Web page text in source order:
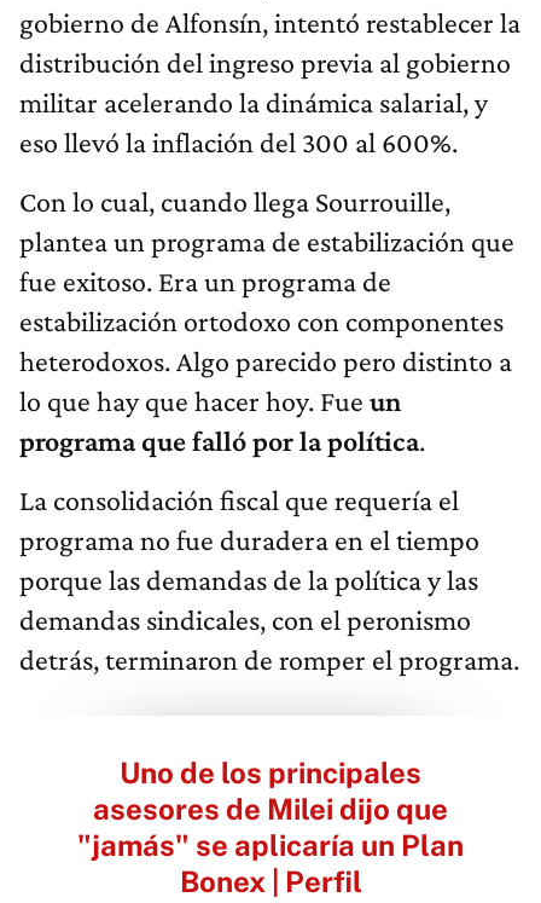
gobierno de Alfonsín, intentó restablecer la
distribución del ingreso previa al gobierno
militar acelerando la dinámica salarial, y
eso llevó la inflación del 300 al 600%.
Con lo cual, cuando llega Sourrouille,
plantea un programa de estabilización que
fue exitoso. Era un programa de
estabilización ortodoxo con componentes
heterodoxos. Algo parecido pero distinto a
lo que hay que hacer hoy. Fue un
programa que falló por la política.
La consolidación fiscal que requería el
programa no fue duradera en el tiempo
porque las demandas de la política y las
demandas sindicales, con el peronismo
detrás, terminaron de romper el programa.
Uno de los principales
asesores de Milei dijo que
"jamás" se aplicaría un Plan
Bonex | Perfil